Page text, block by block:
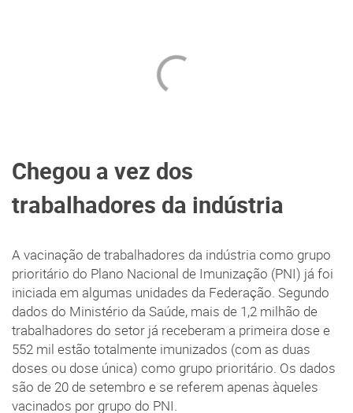
Chegou a vez dos
trabalhadores da indústria
A vacinação de trabalhadores da indústria como grupo
prioritário do Plano Nacional de Imunização (PNI) já foi
iniciada em algumas unidades da Federação. Segundo
dados do Ministério da Saúde, mais de 1,2 milhão de
trabalhadores do setor já receberam a primeira dose e
552 mil estão totalmente imunizados (com as duas
doses ou dose única) como grupo prioritário. Os dados
são de 20 de setembro e se referem apenas àqueles
vacinados por grupo do PNI.